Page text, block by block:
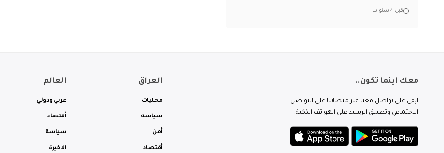
قبل 4 سنوات
معك اينما تكون..
ابقى على تواصل معنا عبر منصاتنا على التواصل
الاجتماعي وتطبيق الرشيد على الهواتف الذكية.
العراق
محليات
سياسة
أمن
أقتصاد
العالم
عربي ودولي
أقتصاد
سياسة
الاخيرة